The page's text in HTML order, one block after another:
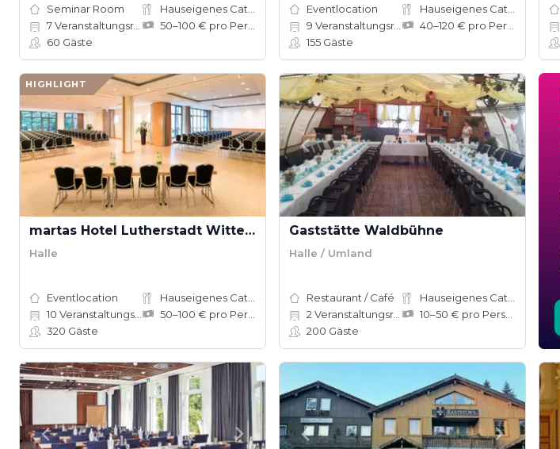
Seminar Room
7Veranstaltungsräume
60 Gäste
Eventlocation
9 Veranstaltungsräume
155 Gäste
HIGHLIGHT
martas Hotel Lutherstadt Wittenberg
Halle
Eventlocation
10 Veranstaltungsräume
320 Gäste
Gaststätte Waldbühne
Halle / Umland
Restaurant / Café
2 Veranstaltungsräume
200 Gäste